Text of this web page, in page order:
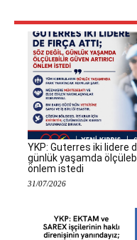
YKP: Guterres iki lidere
günlük yaşamda
önlem istedi
31/07/2026